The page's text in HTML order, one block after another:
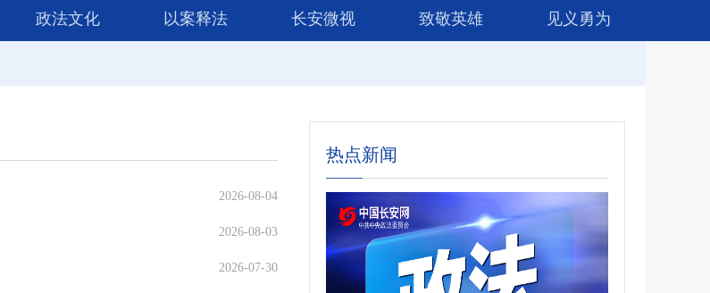
政法文化 以案释法 长安微视 致敬英雄 见义勇为
2026-08-04
2026-08-03
2026-07-30
热点新闻